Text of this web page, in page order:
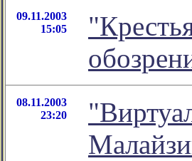
09.11.2003
15:05
08.11.2003
23:20